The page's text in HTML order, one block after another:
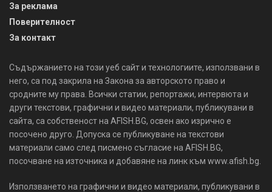
За реклама
Поверителност
За контакт
Съдържанието на този уеб сайт и технологиите, използвани в
него, са под закрила на Закона за авторското право и
сродните му права. Всички статии, репортажи, интервюта и
други текстови, графични и видео материали, публикувани в
сайта, са собственост на AFISH.BG, освен ако изрично е
посочено друго. Допуска се публикуване на текстови
материали само след писмено съгласие на AFISH.BG,
посочване на източника и добавяне на линк към www.afish.bg.
Използването на графични и видео материали, публикувани в